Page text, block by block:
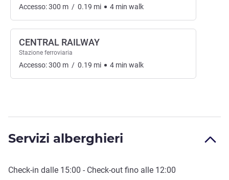
Accesso:300 m / 0.19 mi 4 min walk
CENTRAL RAILWAY
Stazione ferroviaria
Accesso:300 m / 0.19 mi 4 min walk
Servizi alberghieri
Check-in dalle 15:00 - Check-out fino alle 12:00